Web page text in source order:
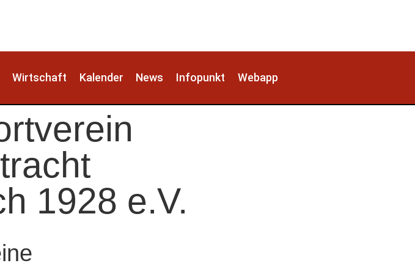
Wirtschaft Kalender News Infopunkt Webapp
1928 e.V.